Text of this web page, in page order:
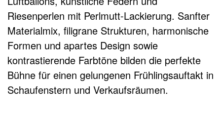
Riesenperlen mit Perlmutt-Lackierung. Sanfter
Materialmix, filigrane Strukturen, harmonische
Formen und apartes Design sowie
kontrastierende Farbtöne bilden die perfekte
Bühne für einen gelungenen Frühlingsauftakt in
Schaufenstern und Verkaufsräumen.